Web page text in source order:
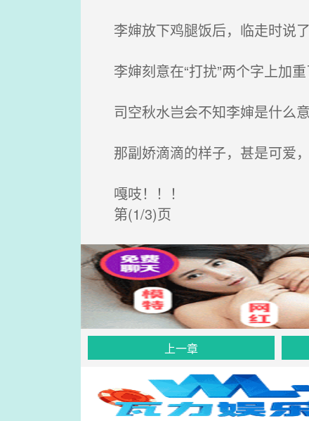
李婶放下鸡腿饭后，临走时说
李婶刻意在“打扰”两个字上加
司空秋水岂会不知李婶是什么
那副娇滴滴的样子，甚是可爱
嘎吱！！！
第(1/3)页
上一章